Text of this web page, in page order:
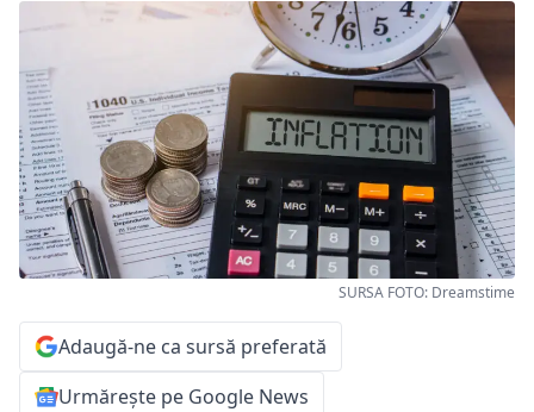
SURSA FOTO: Dreamstime
Adaugă-ne ca sursă preferată
Urmărește pe Google News